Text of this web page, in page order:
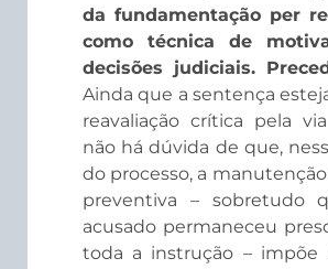
da fundamentação per
como técnica de
decisões judiciais.
Ainda que a sentença
reavaliação crítica pela
não há dúvida de que,
do processo, a
preventiva – sobretudo
acusado permaneceu
toda a instrução – impõe